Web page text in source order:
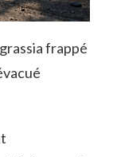
frappé